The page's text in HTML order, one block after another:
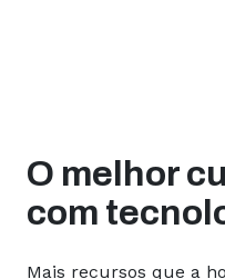
O melhor
com
Mais recursos que a